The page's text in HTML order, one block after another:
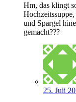
Hm, das klingt
und Spargel
gemacht???
25. Juli